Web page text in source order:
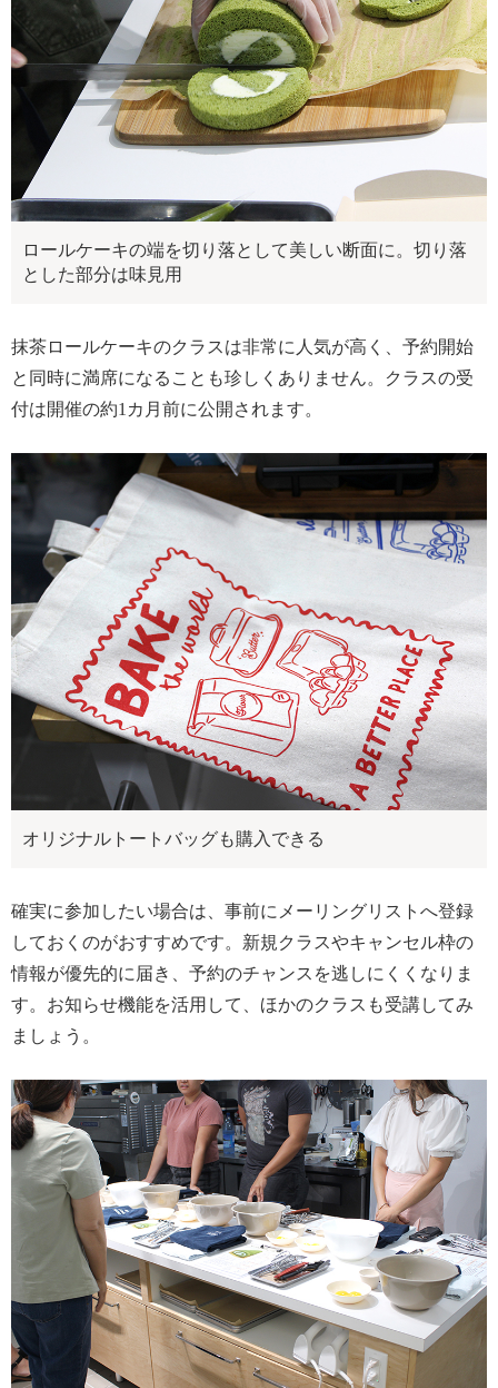
ロールケーキの端を切り落として美しい断面に。切り落
とした部分は味見用
抹茶ロールケーキのクラスは非常に人気が高く、予約開始
と同時に満席になることも珍しくありません。クラスの受
付は開催の約1カ月前に公開されます。
オリジナルトートバッグも購入できる
確実に参加したい場合は、事前にメーリングリストへ登録
しておくのがおすすめです。新規クラスやキャンセル枠の
情報が優先的に届き、予約のチャンスを逃しにくくなりま
す。お知らせ機能を活用して、ほかのクラスも受講してみ
ましょう。